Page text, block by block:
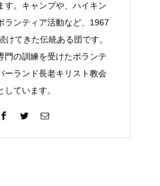
す。キャンプや、ハイキン
ランティア活動など、1967
けてきた伝統ある団です。
門の訓練を受けたボランテ
ーランド長老キリスト教会
ています。